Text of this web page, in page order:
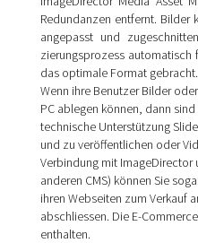
Redundanzen entfernt. Bilder
angepasst und
zierungsprozess
das optimale Format gebracht.
Wenn ihre Benutzer Bilder
PC ablegen können, dann
technische Unterstützung
und zu veröffentlichen oder
Verbindung mit
anderen CMS) können Sie
ihren Webseiten zum Verkauf
abschliessen. Die E-
enthalten.